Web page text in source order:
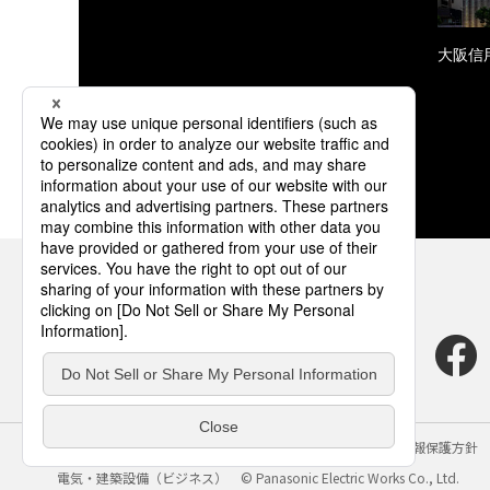
大阪信
サイトのご利用にあたって クッキーポリシー
個人情報保護方針
電気・建築設備（ビジネス）
© Panasonic Electric Works Co., Ltd.